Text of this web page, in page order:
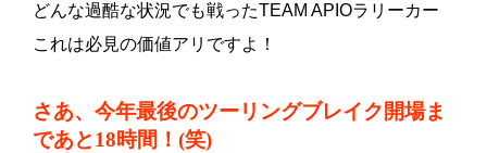
どんな過酷な状況でも戦ったTEAM APIOラリーカー
これは必見の価値アリですよ！
さあ、今年最後のツーリングブレイク開場ま
であと18時間！(笑)